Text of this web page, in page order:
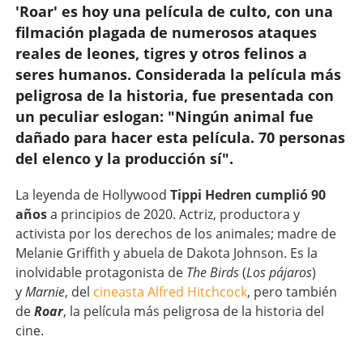
'Roar' es hoy una película de culto, con una
filmación plagada de numerosos ataques
reales de leones, tigres y otros felinos a
seres humanos. Considerada la película más
peligrosa de la historia, fue presentada con
un peculiar eslogan: "Ningún animal fue
dañado para hacer esta película. 70 personas
del elenco y la producción sí".
La leyenda de Hollywood Tippi Hedren cumplió 90
añosa principios de 2020. Actriz, productora y
activista por los derechos de los animales; madre de
Melanie Griffith y abuela de Dakota Johnson. Es la
inolvidable protagonista de The Birds(Los pájaros)
yMarnie, del cineasta Alfred Hitchcock, pero también
deRoar, la película más peligrosa de la historia del
cine.